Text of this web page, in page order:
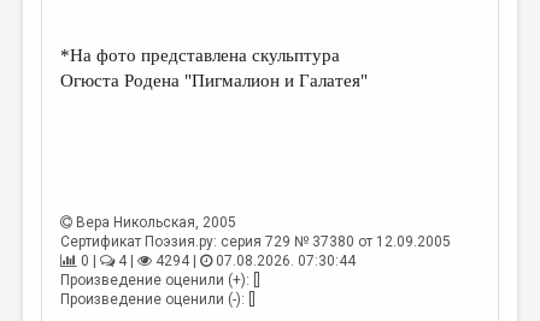
ЦИКЛЫ ПУБЛИКАЦИЙ
*На фото представлена скульптура
Огюста Родена "Пигмалион и Галатея"
Вера Никольская , 2005
Сертификат Поэзия.ру: серия 729 № 37380 от 12.09.2005
0 |
4 | 4294 |
07.08.2026. 07:30:44
Произведение оценили (+): []
Произведение оценили (-): []